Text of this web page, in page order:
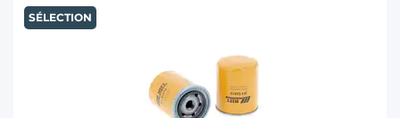
SÉLECTION